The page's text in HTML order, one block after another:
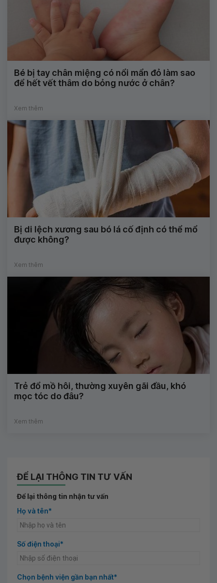
Bé bị tay chân miệng có nổi mẩn đỏ làm sao
để hết vết thâm do bỏng nước ở chân?
Xem thêm
Bị di lệch xương sau bó lá cố định có thể mổ
được không?
Xem thêm
Trẻ đổ mồ hôi, thường xuyên gãi đầu, khó
mọc tóc do đâu?
Xem thêm
ĐỂ LẠI THÔNG TIN TƯ VẤN
Để lại thông tin nhận tư vấn
Họ và tên*
Số điện thoại*
Chọn bệnh viện gần bạn nhất*